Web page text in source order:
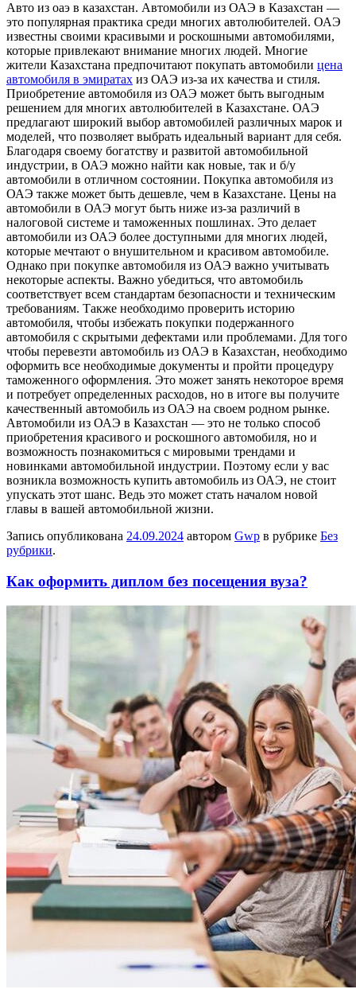
Aвтo из oaэ в кaзaxстaн. Автомобили из ОАЭ в Казахстан —
это популярная практика среди многих автолюбителей. ОАЭ
известны своими красивыми и роскошными автомобилями,
которые привлекают внимание многих людей. Многие
жители Казахстана предпочитают покупать автомобили цена
автомобиля в эмиратах из ОАЭ из-за их качества и стиля.
Приобретение автомобиля из ОАЭ может быть выгодным
решением для многих автолюбителей в Казахстане. ОАЭ
предлагают широкий выбор автомобилей различных марок и
моделей, что позволяет выбрать идеальный вариант для себя.
Благодаря своему богатству и развитой автомобильной
индустрии, в ОАЭ можно найти как новые, так и б/у
автомобили в отличном состоянии. Покупка автомобиля из
ОАЭ также может быть дешевле, чем в Казахстане. Цены на
автомобили в ОАЭ могут быть ниже из-за различий в
налоговой системе и таможенных пошлинах. Это делает
автомобили из ОАЭ более доступными для многих людей,
которые мечтают о внушительном и красивом автомобиле.
Однако при покупке автомобиля из ОАЭ важно учитывать
некоторые аспекты. Важно убедиться, что автомобиль
соответствует всем стандартам безопасности и техническим
требованиям. Также необходимо проверить историю
автомобиля, чтобы избежать покупки подержанного
автомобиля с скрытыми дефектами или проблемами. Для того
чтобы перевезти автомобиль из ОАЭ в Казахстан, необходимо
оформить все необходимые документы и пройти процедуру
таможенного оформления. Это может занять некоторое время
и потребует определенных расходов, но в итоге вы получите
качественный автомобиль из ОАЭ на своем родном рынке.
Автомобили из ОАЭ в Казахстан — это не только способ
приобретения красивого и роскошного автомобиля, но и
возможность познакомиться с мировыми трендами и
новинками автомобильной индустрии. Поэтому если у вас
возникла возможность купить автомобиль из ОАЭ, не стоит
упускать этот шанс. Ведь это может стать началом новой
главы в вашей автомобильной жизни.
Запись опубликована 24.09.2024 автором Gwp в рубрике Без
рубрики.
Как оформить диплом без посещения вуза?